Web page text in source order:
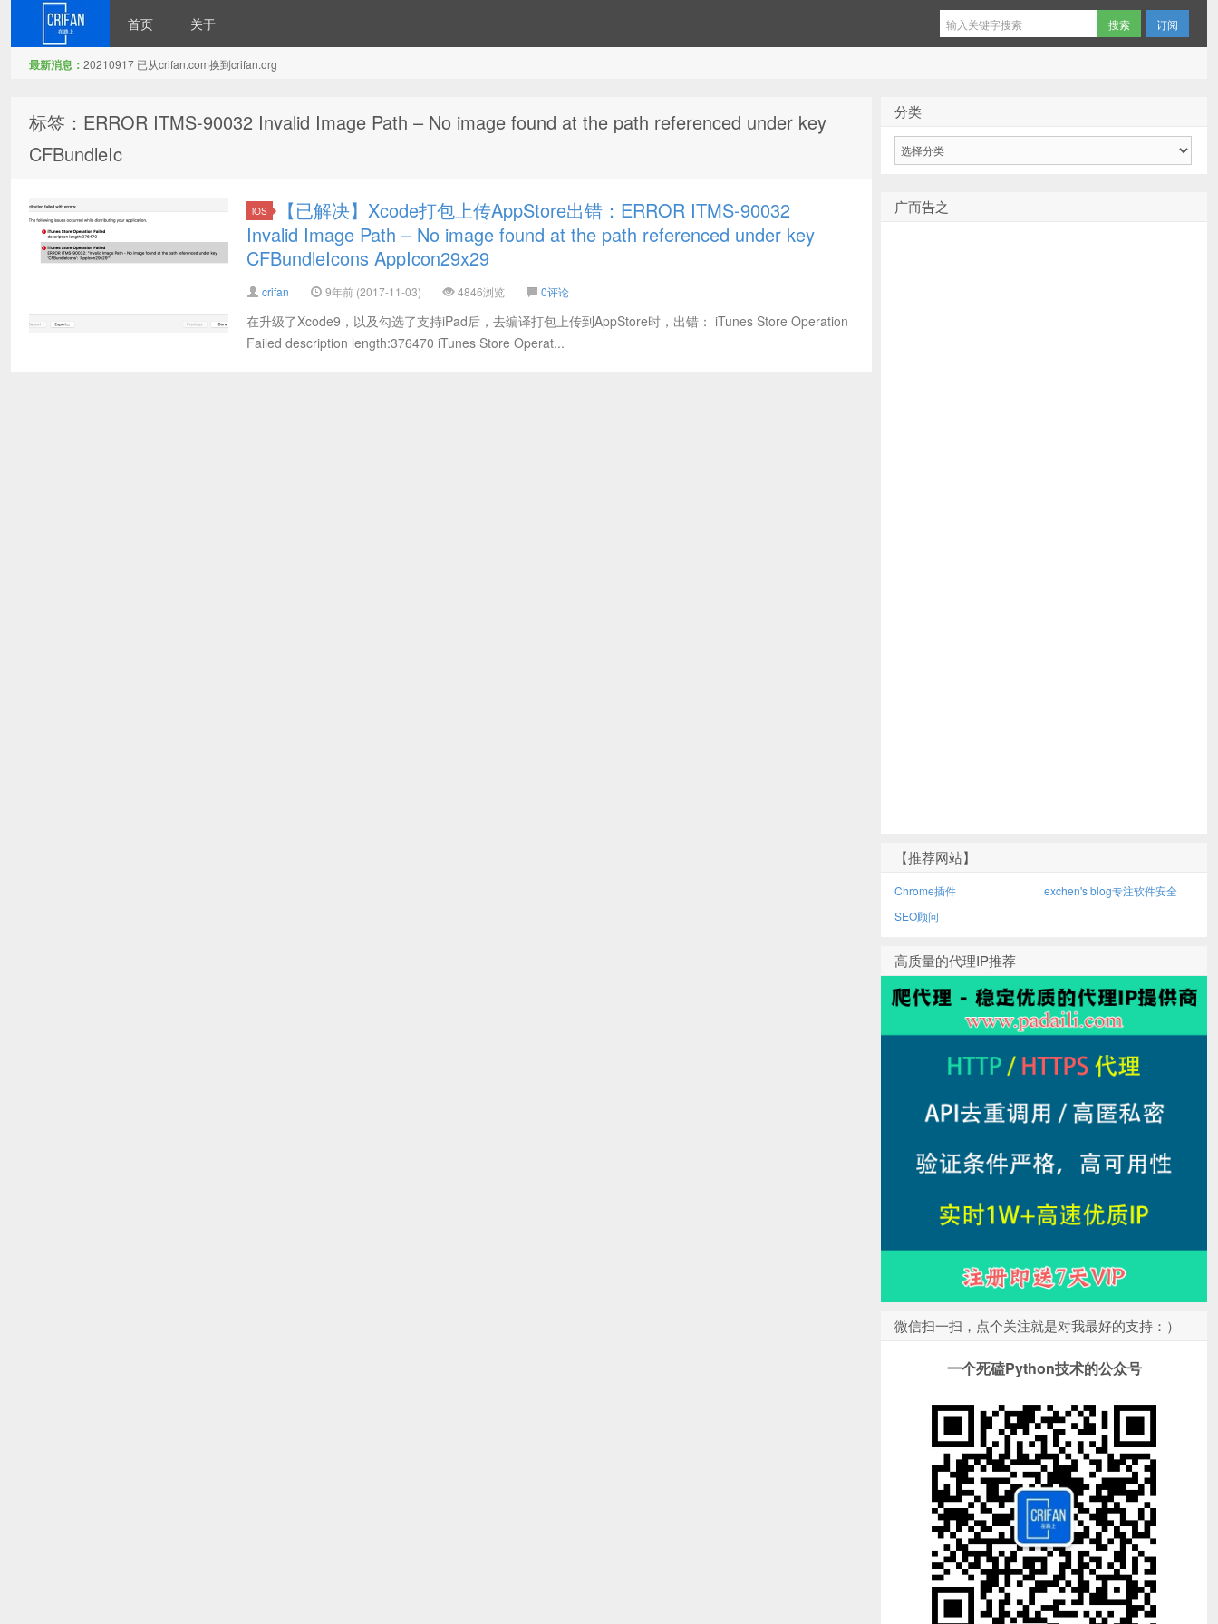
首页 关于 订阅
最新消息： 20210917 已从crifan.com换到crifan.org
标签：ERROR ITMS-90032 Invalid Image Path – No image found at the path referenced under key
CFBundleIc
iOS
【已解决】Xcode打包上传AppStore出错：ERROR ITMS-90032
Invalid Image Path – No image found at the path referenced under key
CFBundleIcons AppIcon29x29
crifan 9年前 (2017-11-03) 4846浏览 0评论
在升级了Xcode9，以及勾选了支持iPad后，去编译打包上传到AppStore时，出错： iTunes Store Operation
Failed description length:376470 iTunes Store Operat...
分类
广而告之
【推荐网站】
Chrome插件
exchen's blog专注软件安全
SEO顾问
高质量的代理IP推荐
微信扫一扫，点个关注就是对我最好的支持：）
一个死磕Python技术的公众号